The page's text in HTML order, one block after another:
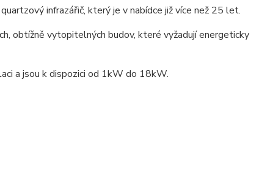
infrazářič, který je v nabídce již více než 25 let.
obtížně vytopitelných budov, které vyžadují energeticky
a jsou k dispozici od 1kW do 18kW.